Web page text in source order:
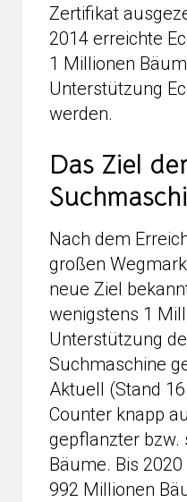
Zertifikat
2014 erreichte
1 Millionen
Unterstützung
werden.
Das Ziel
Nach dem
großen
neue Ziel
wenigstens 1
Unterstützung
Suchmaschine
Aktuell (Stand
Counter knapp
gepflanzter bzw.
Bäume. Bis
992 Millionen